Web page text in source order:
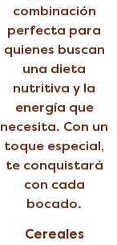
combinación
perfecta para
quienes buscan
una dieta
nutritiva y la
energía que
necesita. Con un
toque especial,
te conquistará
con cada
bocado.
Cereales